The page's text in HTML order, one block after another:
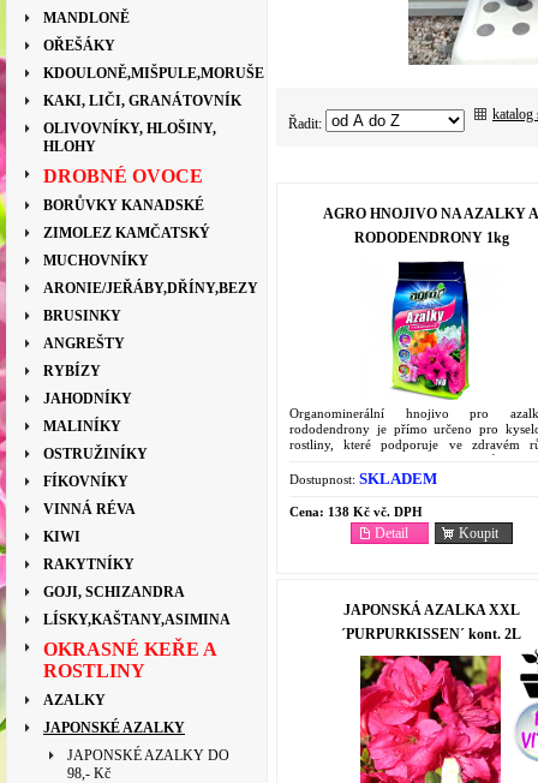
MANDLONĚ
OŘEŠÁKY
KDOULONĚ,MIŠPULE,MORUŠE
KAKI, LIČI, GRANÁTOVNÍK
OLIVOVNÍKY, HLOŠINY,
HLOHY
DROBNÉ OVOCE
BORŮVKY KANADSKÉ
ZIMOLEZ KAMČATSKÝ
MUCHOVNÍKY
ARONIE/JEŘÁBY,DŘÍNY,BEZY
BRUSINKY
ANGREŠTY
RYBÍZY
JAHODNÍKY
MALINÍKY
OSTRUŽINÍKY
FÍKOVNÍKY
VINNÁ RÉVA
KIWI
RAKYTNÍKY
GOJI, SCHIZANDRA
LÍSKY,KAŠTANY,ASIMINA
OKRASNÉ KEŘE A
ROSTLINY
AZALKY
JAPONSKÉ AZALKY
JAPONSKÉ AZALKY DO
98,- Kč
Řadit:
katalog
AGRO HNOJIVO NA AZALKY A
RODODENDRONY 1kg
Organominerální hnojivo pro
rododendrony je přímo určeno pro
rostliny, které podporuje ve zdravém
bohatém nasazení a probarvení květů.
Dostupnost: SKLADEM
Cena: 138 Kč vč. DPH
Koupit
Detail
JAPONSKÁ AZALKA XXL
´PURPURKISSEN´ kont. 2L